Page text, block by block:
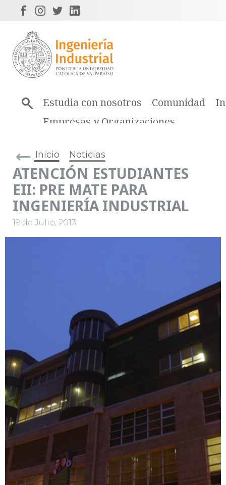
Estudia con nosotros Comunidad
Empresas y Organizaciones
Inicio Noticias
ATENCIÓN ESTUDIANTES
EII: PRE MATE PARA
INGENIERÍA INDUSTRIAL
19 de Julio, 2013